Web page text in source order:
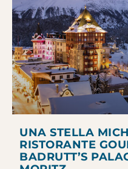
UNA STELLA
RISTORANTE
BADRUTT’S